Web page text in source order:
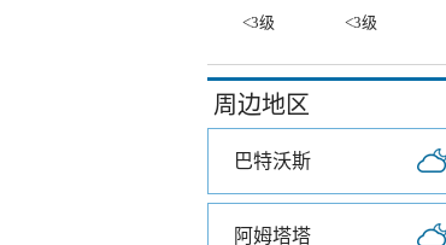
<3级
<3级
周边地区
巴特沃斯
阿姆塔塔